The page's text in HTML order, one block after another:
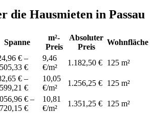
die Hausmieten in Passau
Spanne
m²-
Preis
Absoluter
Preis
Wohnfläche
€ –
€
9,46
€/m²
1.182,50 € 125 m²
€ –
€
10,05
€/m²
1.256,25 € 125 m²
€ –
€
10,81
€/m²
1.351,25 € 125 m²